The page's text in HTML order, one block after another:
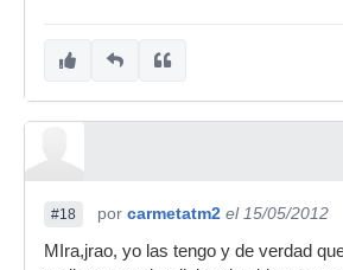
#18 por carmetatm2 el 15/05/2012
MIra,jrao, yo las tengo y de verdad